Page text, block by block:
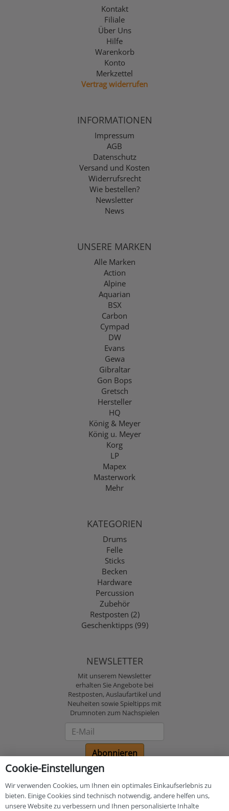
Kontakt
Filiale
Über Uns
Hilfe
Warenkorb
Konto
Merkzettel
Vertrag widerrufen
INFORMATIONEN
Impressum
AGB
Datenschutz
Versand und Kosten
Widerrufsrecht
Wie bestellen?
Newsletter
News
UNSERE MARKEN
Alle Marken
Action
Alpine
Aquarian
BSX
Carbon
Cympad
DW
Evans
Gewa
Gibraltar
Gon Bops
Gretsch
Hersteller
HQ
König & Meyer
König u. Meyer
Korg
LP
Mapex
Masterwork
Mehr
KATEGORIEN
Drums
Felle
Sticks
Becken
Hardware
Percussion
Zubehör
Restposten (2)
Geschenktipps (99)
NEWSLETTER
Mit unserem Newsletter
erhalten Sie Angebote bei
Restposten, Auslaufartikel und
Neuheiten sowie Spieltipps mit
Drumnoten zum Nachspielen
Abonnieren
Bezahlung und
Versand
Cookie-Einstellungen
Wir verwenden Cookies, um Ihnen ein optimales Einkaufserlebnis zu
bieten. Einige Cookies sind technisch notwendig, andere helfen uns,
unsere Website zu verbessern und Ihnen personalisierte Inhalte